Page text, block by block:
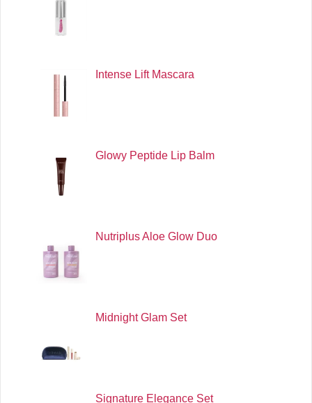
Intense Lift Mascara
Glowy Peptide Lip Balm
Nutriplus Aloe Glow Duo
Midnight Glam Set
Signature Elegance Set